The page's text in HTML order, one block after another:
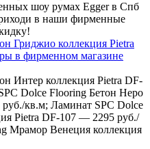
шоу румах Egger в Спб
в наши фирменные
Гриджио коллекция Pietra
в фирменном магазине
Интер коллекция Pietra DF-
Dolce Flooring Бетон Неро
кв.м; Ламинат SPC Dolce
Pietra DF-107 — 2295 руб./
Мрамор Венеция коллекция